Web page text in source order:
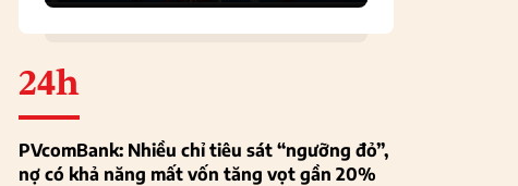
24h
PVcomBank: Nhiều chỉ tiêu sát “ngưỡng đỏ”,
nợ có khả năng mất vốn tăng vọt gần 20%